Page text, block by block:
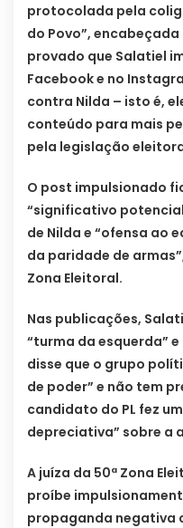
protocolada pela
do Povo”,
provado que Salatiel
Facebook e no
contra Nilda – isto é,
conteúdo para mais
pela legislação
O post impulsionado
“significativo
de Nilda e “ofensa ao
da paridade de
Zona Eleitoral.
Nas publicações,
“turma da esquerda”
disse que o grupo
de poder” e não tem
candidato do PL fez
depreciativa” sobre a
A juíza da 50ª Zona
proíbe
propaganda negativa